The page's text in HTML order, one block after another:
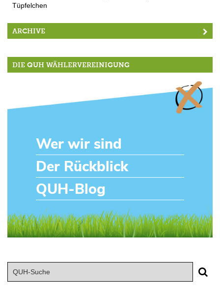
Tüpfelchen
ARCHIVE
DIE QUH WÄHLERVEREINIGUNG
Wer wir sind
Der Rückblick
QUH-Blog